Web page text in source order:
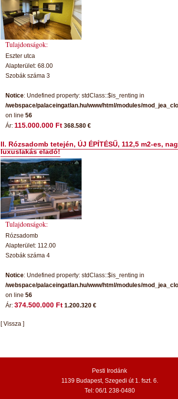
Tulajdonságok:
Eszter utca
Alapterület: 68.00
Szobák száma 3
Notice: Undefined property: stdClass::$is_renting in
/webspace/palaceingatlan.hu/www/html/modules/
on line 56
Ár: 115.000.000 Ft 368.580 €
II. Rózsadomb tetején, ÚJ ÉPÍTÉSŰ, 112,5 m2-es,
luxuslakás eladó!
Tulajdonságok:
Rózsadomb
Alapterület: 112.00
Szobák száma 4
Notice: Undefined property: stdClass::$is_renting in
/webspace/palaceingatlan.hu/www/html/modules/
on line 56
Ár: 374.500.000 Ft 1.200.320 €
[ Vissza ]
Pesti Irodánk
1139 Budapest, Szegedi út 1. fszt. 6.
Tel: 06/1 238-0480